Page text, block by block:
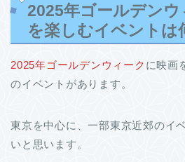
2025年ゴールデン
を楽しむイベントは
2025年ゴールデンウィーク に映画
のイベントがあります。
東京を中心に、一部東京近郊のイ
いと思います。